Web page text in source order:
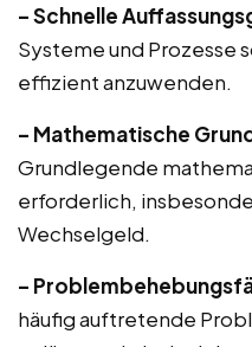
– Schnelle
Systeme und Prozesse
effizient anzuwenden.
– Mathematische
Grundlegende
erforderlich,
Wechselgeld.
–
häufig auftretende